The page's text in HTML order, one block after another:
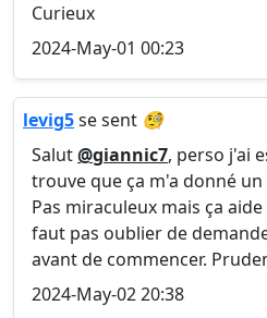
Curieux
2024-May-01 00:23
levig5se sent 🧐
Salut@giannic7, perso j'ai
trouve que ça m'a donné
Pas miraculeux mais ça
faut pas oublier de
avant de commencer.
2024-May-02 20:38